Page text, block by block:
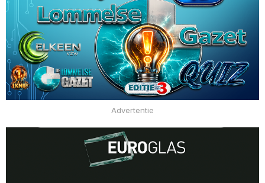
Advertentie